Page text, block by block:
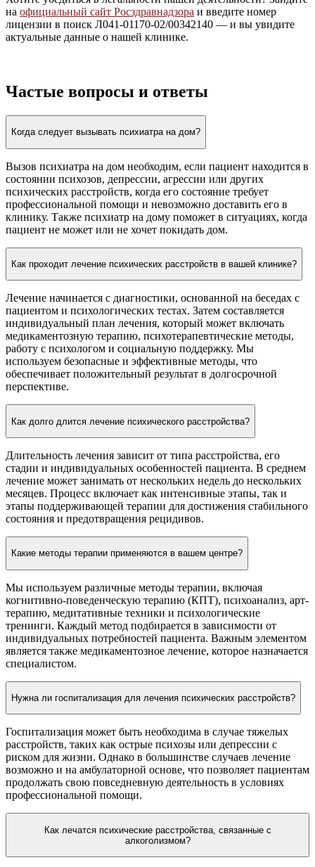
на официальный сайт Росздравнадзора и введите номер
лицензии в поиск Л041-01170-02/00342140 — и вы увидите
актуальные данные о нашей клинике.
Частые вопросы и ответы
Когда следует вызывать психиатра на дом?
Вызов психиатра на дом необходим, если пациент находится в
состоянии психозов, депрессии, агрессии или других
психических расстройств, когда его состояние требует
профессиональной помощи и невозможно доставить его в
клинику. Также психиатр на дому поможет в ситуациях, когда
пациент не может или не хочет покидать дом.
Как проходит лечение психических расстройств в вашей клинике?
Лечение начинается с диагностики, основанной на беседах с
пациентом и психологических тестах. Затем составляется
индивидуальный план лечения, который может включать
медикаментозную терапию, психотерапевтические методы,
работу с психологом и социальную поддержку. Мы
используем безопасные и эффективные методы, что
обеспечивает положительный результат в долгосрочной
перспективе.
Как долго длится лечение психического расстройства?
Длительность лечения зависит от типа расстройства, его
стадии и индивидуальных особенностей пациента. В среднем
лечение может занимать от нескольких недель до нескольких
месяцев. Процесс включает как интенсивные этапы, так и
этапы поддерживающей терапии для достижения стабильного
состояния и предотвращения рецидивов.
Какие методы терапии применяются в вашем центре?
Мы используем различные методы терапии, включая
когнитивно-поведенческую терапию (КПТ), психоанализ, арт-
терапию, медитативные техники и психологические
тренинги. Каждый метод подбирается в зависимости от
индивидуальных потребностей пациента. Важным элементом
является также медикаментозное лечение, которое назначается
специалистом.
Нужна ли госпитализация для лечения психических расстройств?
Госпитализация может быть необходима в случае тяжелых
расстройств, таких как острые психозы или депрессии с
риском для жизни. Однако в большинстве случаев лечение
возможно и на амбулаторной основе, что позволяет пациентам
продолжать свою повседневную деятельность в условиях
профессиональной помощи.
Как лечатся психические расстройства, связанные с
алкоголизмом?